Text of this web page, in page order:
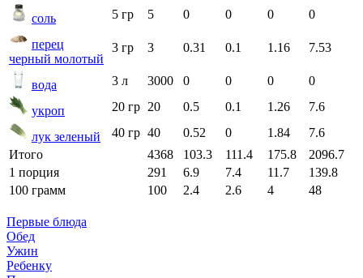
соль 5 гр 5 0 0 0 0
перец
черный молотый
3 гр 3 0.31 0.1 1.16 7.53
вода 3 л 3000 0 0 0 0
укроп 20 гр 20 0.5 0.1 1.26 7.6
лук зеленый 40 гр 40 0.52 0 1.84
7.6
Итого
4368 103.3 111.4 175.8
2096.7
1 порция
291 6.9 7.4 11.7
139.8
100 грамм
100 2.4 2.6 4 48
Первые блюда
Обед
Ужин
Ребенку